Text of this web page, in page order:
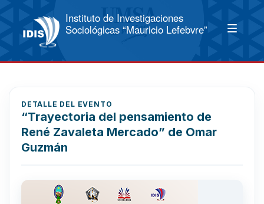
Instituto de Investigaciones
Sociológicas “Mauricio Lefebvre”
DETALLE DEL EVENTO
“Trayectoria del pensamiento de
René Zavaleta Mercado” de Omar
Guzmán